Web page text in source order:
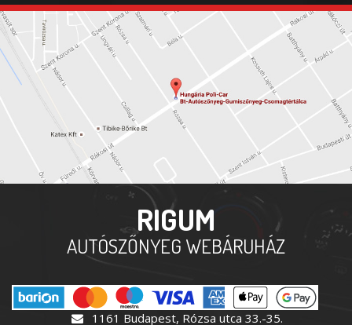
RIGUM
AUTÓSZŐNYEG WEBÁRUHÁZ
1161 Budapest, Rózsa utca 33.-35.